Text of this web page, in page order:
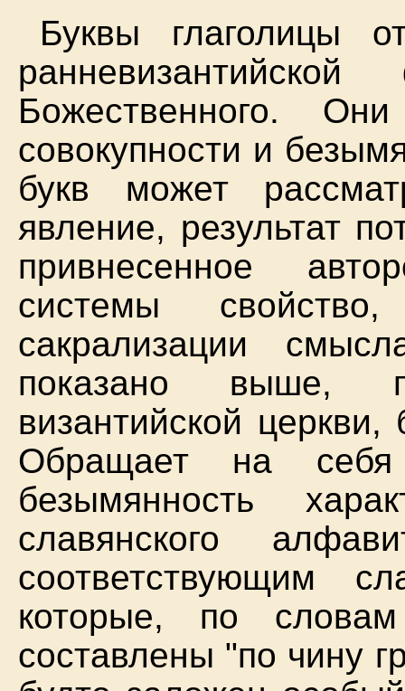
Буквы глаголицы
Божественного.
совокупности и
букв может
явление, результат
привнесенное
системы
сакрализации
показано выше,
византийской церкви,
Обращает на
безымянность
славянского
соответствующим
которые, по
составлены "по чину